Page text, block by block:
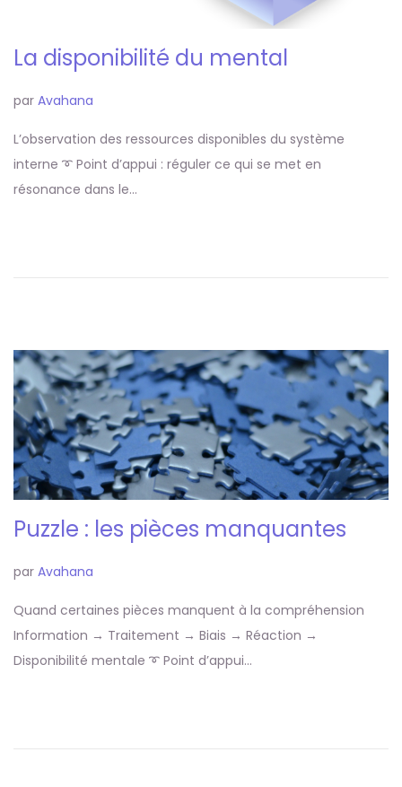
La disponibilité du mental
par Avahana
L’observation des ressources disponibles du système
interne ➰ Point d’appui : réguler ce qui se met en
résonance dans le…
Puzzle : les pièces manquantes
par Avahana
Quand certaines pièces manquent à la compréhension
Information → Traitement → Biais → Réaction →
Disponibilité mentale ➰ Point d’appui…